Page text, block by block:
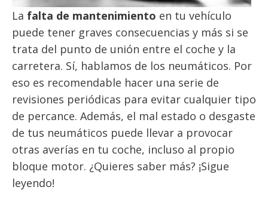
La falta de mantenimiento en tu vehículo
puede tener graves consecuencias y más si se
trata del punto de unión entre el coche y la
carretera. Sí, hablamos de los neumáticos. Por
eso es recomendable hacer una serie de
revisiones periódicas para evitar cualquier tipo
de percance. Además, el mal estado o desgaste
de tus neumáticos puede llevar a provocar
otras averías en tu coche, incluso al propio
bloque motor. ¿Quieres saber más? ¡Sigue
leyendo!